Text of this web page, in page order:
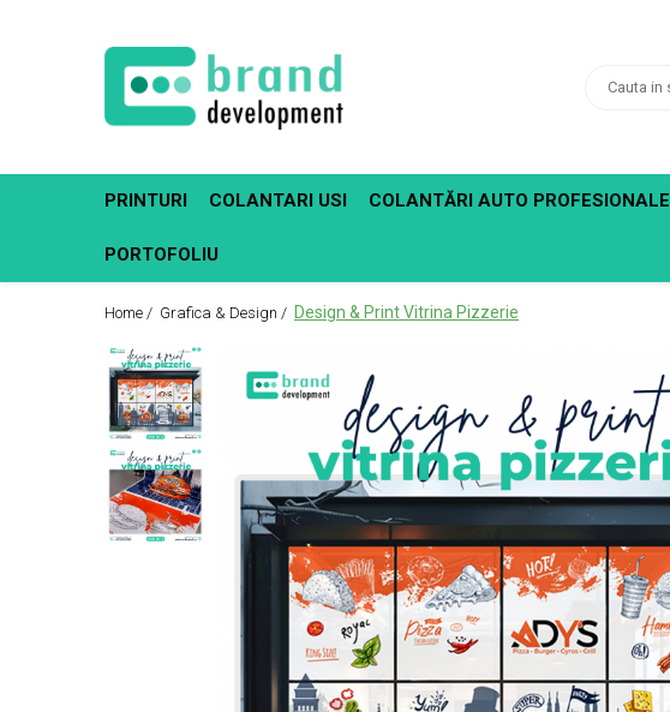
Decor Interior
Fototapet Personalizat
Tablouri CanvasPRINTURI COLANTARI USI COLANTĂRI AUTO PROFESIONALE
PORTOFOLIU
Home / Grafica & Design / Design & Print Vitrina Pizzerie